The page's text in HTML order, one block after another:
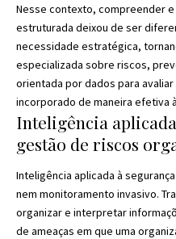
Nesse contexto, compreender
estruturada deixou de ser
necessidade estratégica,
especializada sobre riscos,
orientada por dados para
incorporado de maneira efetiva
Inteligência
gestão de riscos
Inteligência aplicada à
nem monitoramento invasivo.
organizar e interpretar
de ameaças em que uma